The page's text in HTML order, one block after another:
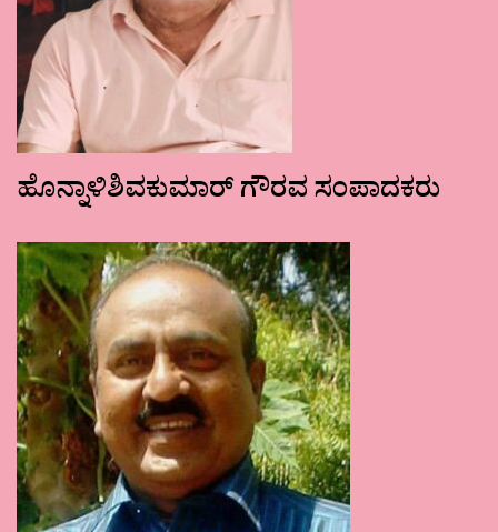
ಹೊನ್ನಾಳಿಶಿವಕುಮಾರ್ ಗೌರವ ಸಂಪಾದಕರು